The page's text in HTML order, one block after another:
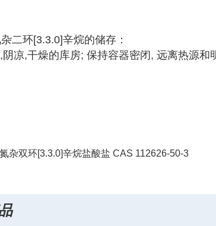
二环[3.3.0]辛烷的储存：
凉,干燥的库房; 保持容器密闭, 远离热源
杂双环[3.3.0]辛烷盐酸盐 CAS 112626-50-3